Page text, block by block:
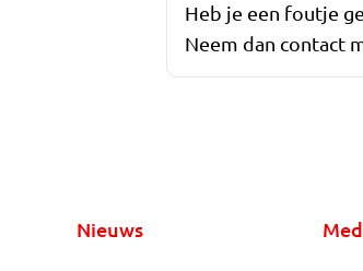
Heb je een foutje
Neem dan contact
Nieuws